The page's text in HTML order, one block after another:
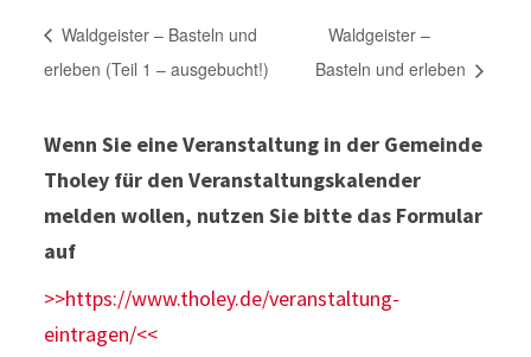
Waldgeister – Basteln und
erleben (Teil 1 – ausgebucht!)
Waldgeister –
Basteln und erleben
Wenn Sie eine Veranstaltung in der Gemeinde
Tholey für den Veranstaltungskalender
melden wollen, nutzen Sie bitte das Formular
auf
>>https://www.tholey.de/veranstaltung-
eintragen/<<